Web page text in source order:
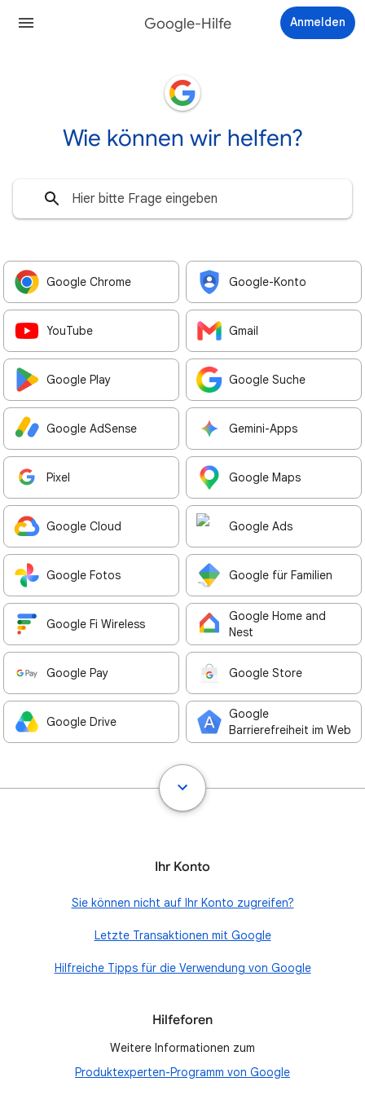
Google-Hilfe Anmelden
Wie können wir helfen?
Google Chrome Google-Konto
YouTube Gmail
Google Play Google Suche
Google AdSense Gemini-Apps
Pixel Google Maps
Google Cloud Google Ads
Google Fotos Google für Familien
Google Fi Wireless
Google Home and
Nest
Google Pay Google Store
Google Drive
Google
Barrierefreiheit im Web
Ihr Konto
Sie können nicht auf Ihr Konto zugreifen?
Letzte Transaktionen mit Google
Hilfreiche Tipps für die Verwendung von Google
Hilfeforen
Weitere Informationen zum
Produktexperten-Programm von Google